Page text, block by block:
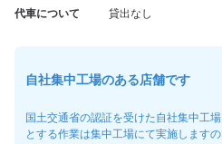
代車について 貸出なし
自社集中工場のある店舗です
国土交通省の認証を受けた自社集中工
とする作業は集中工場にて実施します